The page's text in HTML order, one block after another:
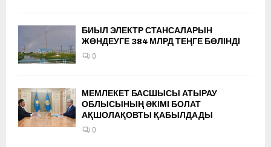
БИЫЛ ЭЛЕКТР СТАНСАЛАРЫН
ЖӨНДЕУГЕ 384 МЛРД ТЕҢГЕ БӨЛІНДІ
0
МЕМЛЕКЕТ БАСШЫСЫ АТЫРАУ
ОБЛЫСЫНЫҢ ӘКІМІ БОЛАТ
АҚШОЛАҚОВТЫ ҚАБЫЛДАДЫ
0